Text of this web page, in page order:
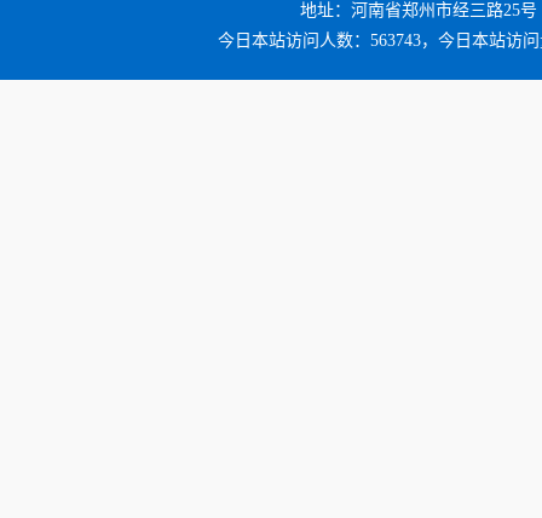
地址：河南省郑州市经三路25号
今日本站访问人数：563743，今日本站访